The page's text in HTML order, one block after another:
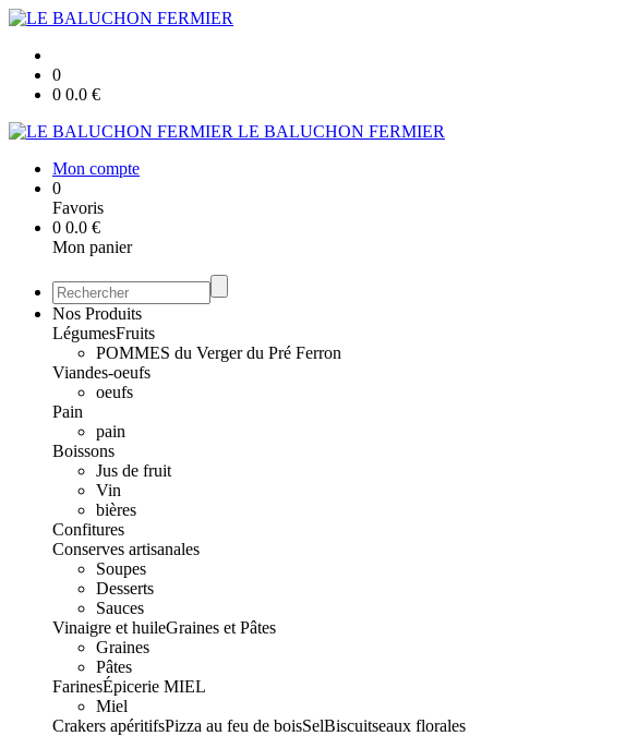
0
0 0.0 €
LE BALUCHON FERMIER
Mon compte
0
Favoris
0 0.0 €
Mon panier
Nos Produits
LégumesFruits
POMMES du Verger du Pré Ferron
Viandes-oeufs
oeufs
Pain
pain
Boissons
Jus de fruit
Vin
bières
Confitures
Conserves artisanales
Soupes
Desserts
Sauces
Vinaigre et huileGraines et Pâtes
Graines
Pâtes
FarinesÉpicerie MIEL
Miel
Crakers apéritifsPizza au feu de boisSelBiscuitseaux florales